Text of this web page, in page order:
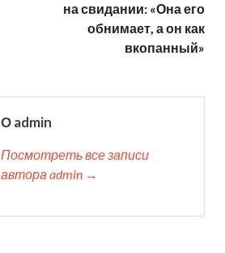
на свидании: «Она его
обнимает, а он как
вкопанный»
О admin
Посмотреть все записи
автора admin →